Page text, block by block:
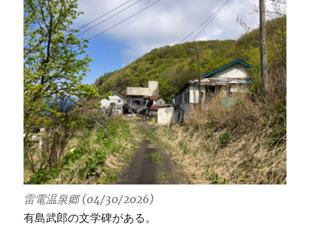
雷電温泉郷 (04/30/2026)
有島武郎の文学碑がある。